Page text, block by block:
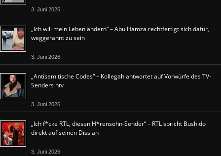
3. Juni 2026
„Ich will mein Leben ändern“ – Abu Hamza rechtfertigt sich dafür,
weggerannt zu sein
3. Juni 2026
„Antisemitische Codes“ – Kollegah antwortet auf Vorwürfe des TV-
Senders ntv
3. Juni 2026
„Ich f*cke RTL, diesen H*rensohn-Sender“ – RTL spricht Bushido
direkt auf seinen Diss an
3. Juni 2026